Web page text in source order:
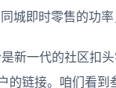
城即时零售的功率
新一代的社区扣
的链接。咱们看